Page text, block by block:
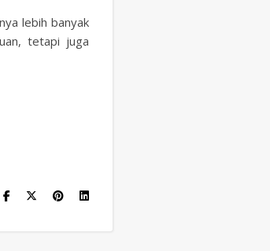
lebih banyak
tetapi juga